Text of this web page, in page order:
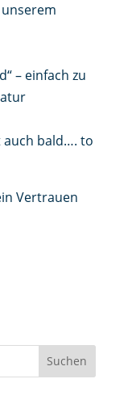
– einfach zu
auch bald…. to
Vertrauen